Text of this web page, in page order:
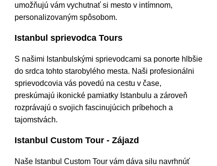
umožňujú vám vychutnať si mesto v intímnom,
personalizovaným spôsobom.
Istanbul sprievodca Tours
S našimi Istanbulskými sprievodcami sa ponorte hlbšie
do srdca tohto starobylého mesta. Naši profesionálni
sprievodcovia vás povedú na cestu v čase,
preskúmajú ikonické pamiatky Istanbulu a zároveň
rozprávajú o svojich fascinujúcich príbehoch a
tajomstvách.
Istanbul Custom Tour - Zájazd
Naše Istanbul Custom Tour vám dáva silu navrhnúť